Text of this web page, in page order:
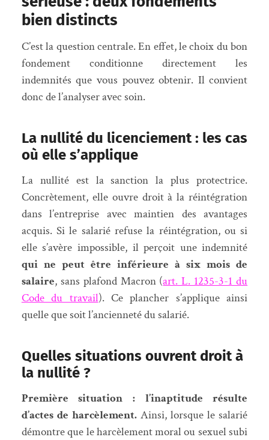
bien distincts
C’est la question centrale. En effet, le choix du bon
fondement conditionne directement les
indemnités que vous pouvez obtenir. Il convient
donc de l’analyser avec soin.
La nullité du licenciement : les cas
où elle s’applique
La nullité est la sanction la plus protectrice.
Concrètement, elle ouvre droit à la réintégration
dans l’entreprise avec maintien des avantages
acquis. Si le salarié refuse la réintégration, ou si
elle s’avère impossible, il perçoit une indemnité
qui ne peut être inférieure à six mois de
salaire, sans plafond Macron (art. L. 1235-3-1 du
Code du travail). Ce plancher s’applique ainsi
quelle que soit l’ancienneté du salarié.
Quelles situations ouvrent droit à
la nullité ?
Première situation : l’inaptitude résulte
d’actes de harcèlement.Ainsi, lorsque le salarié
démontre que le harcèlement moral ou sexuel subi